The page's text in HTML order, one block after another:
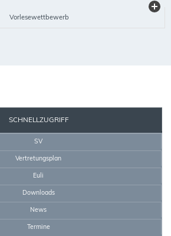
Vorlesewettbewerb
SCHNELLZUGRIFF
SV
Vertretungsplan
Euli
Downloads
News
Termine